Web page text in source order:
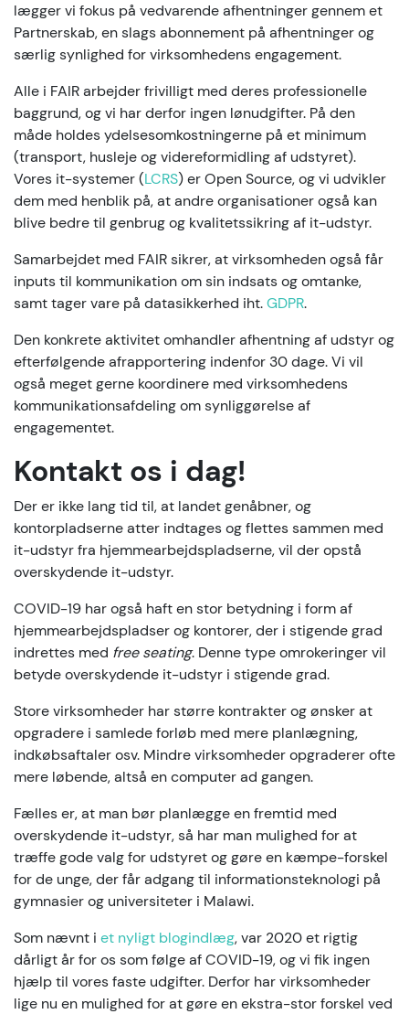
lægger vi fokus på vedvarende afhentninger gennem et
Partnerskab, en slags abonnement på afhentninger og
særlig synlighed for virksomhedens engagement.
Alle i FAIR arbejder frivilligt med deres professionelle
baggrund, og vi har derfor ingen lønudgifter. På den
måde holdes ydelsesomkostningerne på et minimum
(transport, husleje og videreformidling af udstyret).
Vores it-systemer (LCRS) er Open Source, og vi udvikler
dem med henblik på, at andre organisationer også kan
blive bedre til genbrug og kvalitetssikring af it-udstyr.
Samarbejdet med FAIR sikrer, at virksomheden også får
inputs til kommunikation om sin indsats og omtanke,
samt tager vare på datasikkerhed iht.GDPR.
Den konkrete aktivitet omhandler afhentning af udstyr og
efterfølgende afrapportering indenfor 30 dage. Vi vil
også meget gerne koordinere med virksomhedens
kommunikationsafdeling om synliggørelse af
engagementet.
Kontakt os i dag!
Der er ikke lang tid til, at landet genåbner, og
kontorpladserne atter indtages og flettes sammen med
it-udstyr fra hjemmearbejdspladserne, vil der opstå
overskydende it-udstyr.
COVID-19 har også haft en stor betydning i form af
hjemmearbejdspladser og kontorer, der i stigende grad
indrettes med free seating. Denne type omrokeringer vil
betyde overskydende it-udstyr i stigende grad.
Store virksomheder har større kontrakter og ønsker at
opgradere i samlede forløb med mere planlægning,
indkøbsaftaler osv. Mindre virksomheder opgraderer ofte
mere løbende, altså en computer ad gangen.
Fælles er, at man bør planlægge en fremtid med
overskydende it-udstyr, så har man mulighed for at
træffe gode valg for udstyret og gøre en kæmpe-forskel
for de unge, der får adgang til informationsteknologi på
gymnasier og universiteter i Malawi.
Som nævnt i et nyligt blogindlæg, var 2020 et rigtig
dårligt år for os som følge af COVID-19, og vi fik ingen
hjælp til vores faste udgifter. Derfor har virksomheder
lige nu en mulighed for at gøre en ekstra-stor forskel ved